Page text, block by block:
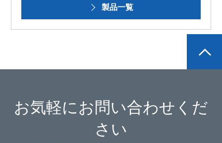
製品一覧
お気軽にお問い合わせくだ
さい